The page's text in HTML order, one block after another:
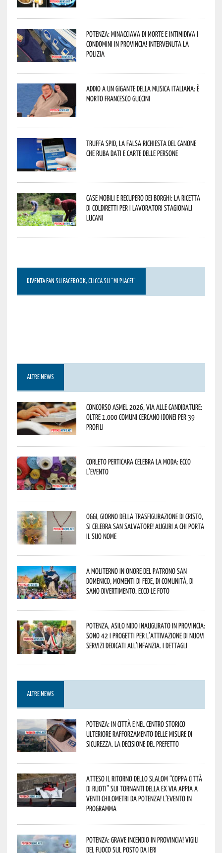
Potenza: minacciava di morte e intimidiva i
condomini in provincia! Intervenuta la
Polizia
Addio a un gigante della musica italiana: è
morto Francesco Guccini
Truffa Spid, la falsa richiesta del canone
che ruba dati e carte delle persone
Case mobili e recupero dei borghi: la ricetta
di Coldiretti per i lavoratori stagionali
lucani
DIVENTA FAN SU FACEBOOK, CLICCA SU “MI PIACE!”
ALTRE NEWS
Concorso Asmel 2026, via alle candidature:
oltre 1.000 Comuni cercano idonei per 39
profili
Corleto Perticara celebra la moda: ecco
l’evento
Oggi, giorno della Trasfigurazione di Cristo,
si celebra San Salvatore! Auguri a chi porta
il suo nome
A Moliterno in onore del Patrono San
Domenico, momenti di fede, di comunità, di
sano divertimento. Ecco le foto
Potenza, asilo nido inaugurato in provincia:
sono 42 i progetti per l’attivazione di nuovi
servizi dedicati all’infanzia. I dettagli
ALTRE NEWS
Potenza: in città e nel centro storico
ulteriore rafforzamento delle misure di
sicurezza. La decisione del Prefetto
Atteso il ritorno dello slalom “Coppa Città
di Ruoti” sui tornanti della ex via Appia a
venti chilometri da Potenza! L’evento in
programma
Potenza: grave incendio in Provincia! Vigili
del fuoco sul posto da ieri